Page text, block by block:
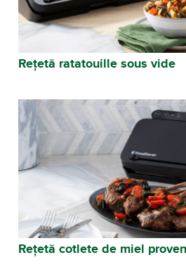
Rețetă ratatouille sous vide
Rețetă cotlete de miel